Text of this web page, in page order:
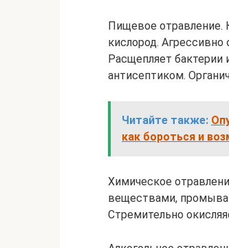
Пищевое отравление.
кислород. Агрессивно
Расщепляет
антисептиком.
Читайте также:
как бороться и
Химическое
веществами,
Стремительно